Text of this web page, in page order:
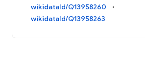
wikidataId/Q13958260
wikidataId/Q13958263